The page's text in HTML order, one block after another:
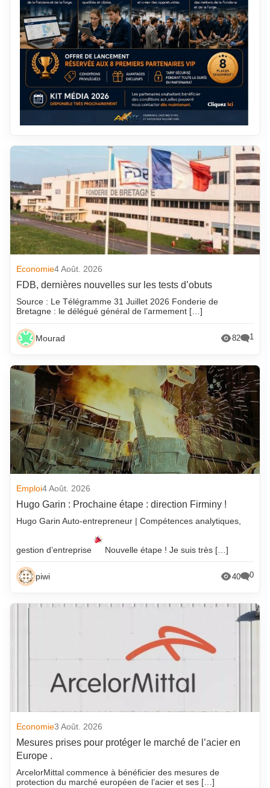
Economie4 Août. 2026
FDB, dernières nouvelles sur les tests d’obuts
Source : Le Télégramme 31 Juillet 2026 Fonderie de
Bretagne : le délégué général de l’armement […]
Mourad 82 1
Emploi4 Août. 2026
Hugo Garin : Prochaine étape : direction Firminy !
Hugo Garin Auto-entrepreneur | Compétences analytiques,
gestion d’entreprise Nouvelle étape ! Je suis très […]
piwi 40 0
Economie3 Août. 2026
Mesures prises pour protéger le marché de l’acier en
Europe .
ArcelorMittal commence à bénéficier des mesures de
protection du marché européen de l’acier et ses […]